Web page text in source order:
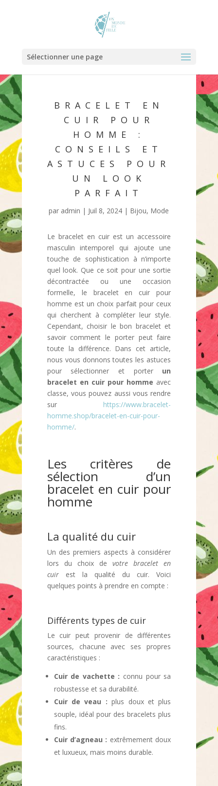
Sélectionner une page
BRACELET EN
CUIR POUR
HOMME :
CONSEILS ET
ASTUCES POUR
UN LOOK
PARFAIT
par admin | Juil 8, 2024 | Bijou, Mode
Le bracelet en cuir est un accessoire
masculin intemporel qui ajoute une
touche de sophistication à n’importe
quel look. Que ce soit pour une sortie
décontractée ou une occasion
formelle, le bracelet en cuir pour
homme est un choix parfait pour ceux
qui cherchent à compléter leur style.
Cependant, choisir le bon bracelet et
savoir comment le porter peut faire
toute la différence. Dans cet article,
nous vous donnons toutes les astuces
pour sélectionner et porter un
bracelet en cuir pour homme avec
classe, vous pouvez aussi vous rendre
sur https://www.bracelet-
homme.shop/bracelet-en-cuir-pour-
homme/.
Les critères de
sélection d’un
bracelet en cuir pour
homme
La qualité du cuir
Un des premiers aspects à considérer
lors du choix devotre bracelet en
cuirest la qualité du cuir. Voici
quelques points à prendre en compte :
Différents types de cuir
Le cuir peut provenir de différentes
sources, chacune avec ses propres
caractéristiques :
Cuir de vachette : connu pour sa
robustesse et sa durabilité.
Cuir de veau : plus doux et plus
souple, idéal pour des bracelets plus
fins.
Cuir d’agneau : extrêmement doux
et luxueux, mais moins durable.